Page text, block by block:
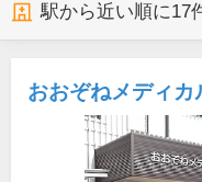
駅から近い順に17
おおぞねメディカ